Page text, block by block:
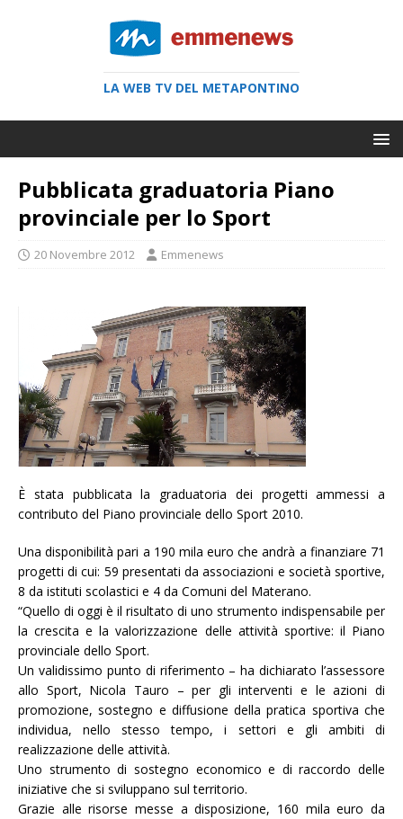
LA WEB TV DEL METAPONTINO
Pubblicata graduatoria Piano
provinciale per lo Sport
20 Novembre 2012 Emmenews
È stata pubblicata la graduatoria dei progetti ammessi a
contributo del Piano provinciale dello Sport 2010.
Una disponibilità pari a 190 mila euro che andrà a finanziare 71
progetti di cui: 59 presentati da associazioni e società sportive,
8 da istituti scolastici e 4 da Comuni del Materano.
“Quello di oggi è il risultato di uno strumento indispensabile per
la crescita e la valorizzazione delle attività sportive: il Piano
provinciale dello Sport.
Un validissimo punto di riferimento – ha dichiarato l’assessore
allo Sport, Nicola Tauro – per gli interventi e le azioni di
promozione, sostegno e diffusione della pratica sportiva che
individua, nello stesso tempo, i settori e gli ambiti di
realizzazione delle attività.
Uno strumento di sostegno economico e di raccordo delle
iniziative che si sviluppano sul territorio.
Grazie alle risorse messe a disposizione, 160 mila euro da